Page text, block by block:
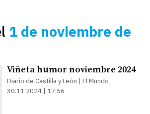
1 de noviembre de
Viñeta humor noviembre 2024
Diario de Castilla y León | El Mundo
30.11.2024 | 17:56